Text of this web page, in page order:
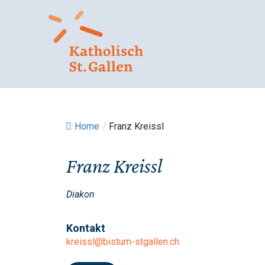
Home / Franz Kreissl
Franz Kreissl
Diakon
Kontakt
kreissl@bistum-stgallen.ch